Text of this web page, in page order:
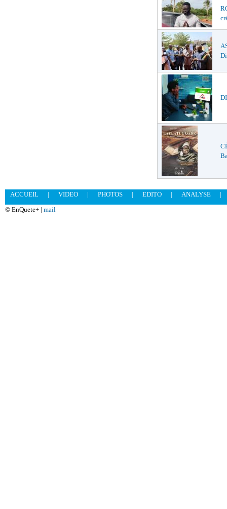
ACCUEIL | VIDEO | PHOTOS | EDITO | ANALYSE
|
© EnQuete+ | mail